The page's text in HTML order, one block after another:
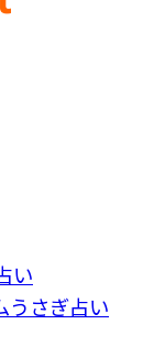
い
うさぎ占い